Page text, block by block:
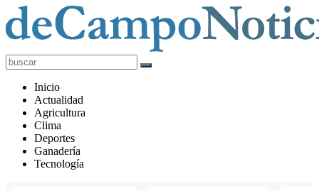
deCampoNoticias
Actualidad
Agropecuaria
Inicio
Actualidad
Agricultura
Clima
Deportes
Ganadería
Tecnología